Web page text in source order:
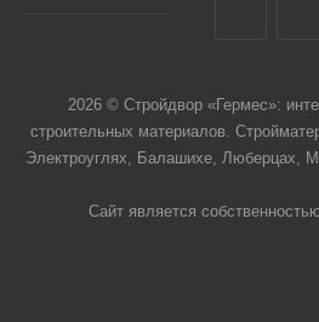
2026 © Стройдвор «Гермес»:
строительных материалов.
Электроуглях, Балашихе, Люберцах,
Сайт является